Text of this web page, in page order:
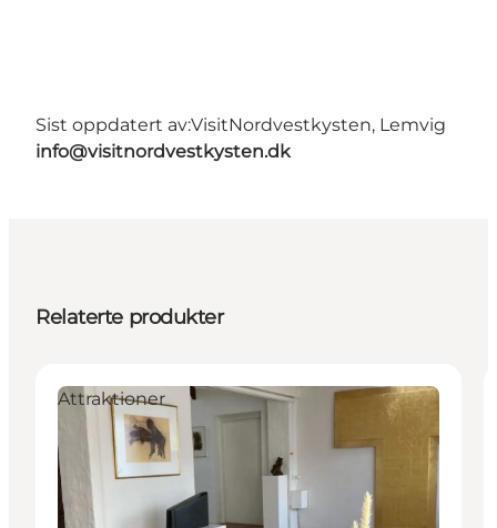
Sist oppdatert av:VisitNordvestkysten, Lemvig
info@visitnordvestkysten.dk
Relaterte produkter
Attraktioner